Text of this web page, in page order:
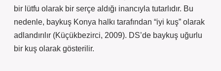
bir lütfu olarak bir serçe aldığı inancıyla tutarlıdır. Bu
nedenle, baykuş Konya halkı tarafından “iyi kuş” olarak
adlandırılır (Küçükbezirci, 2009). DS’de baykuş uğurlu
bir kuş olarak gösterilir.